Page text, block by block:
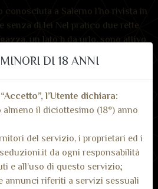
conosciuta a Salerno l'ho rivista in
senza di lei Nel pratico due rette
un lato b da urlo, sono attivo
Scritta il 07 January 2023 da LuckinoMilano
provato 2 volte la Grimaldi è molto
cazzone duro e mi ha scopato
5 stelle meritate
DI 18 ANNI
l’Utente dichiara:
il diciottesimo (18°) anno
del servizio, i proprietari ed i
da ogni responsabilità
e all’uso di questo servizio;
annunci riferiti a servizi sessuali